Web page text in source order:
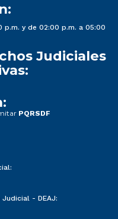
p.m. y de 02:00 p.m. a 05:00
Judiciales
PQRSDF
- DEAJ: